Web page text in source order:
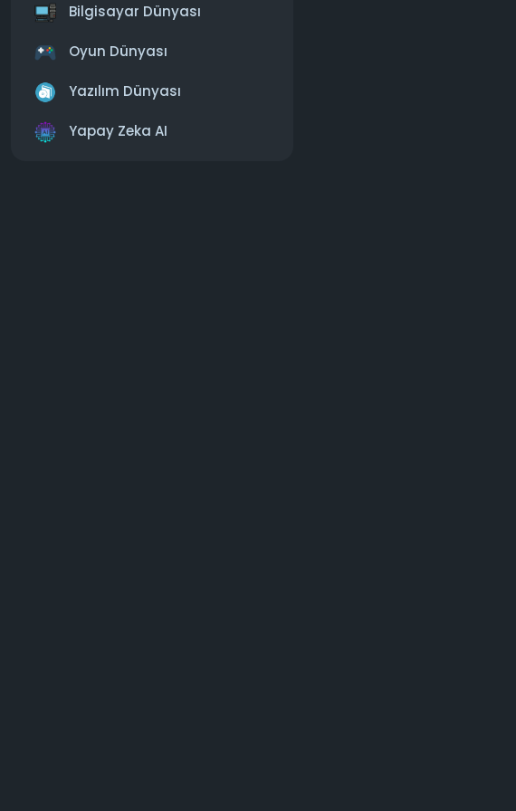
Bilgisayar Dünyası
Oyun Dünyası
Yazılım Dünyası
Yapay Zeka AI